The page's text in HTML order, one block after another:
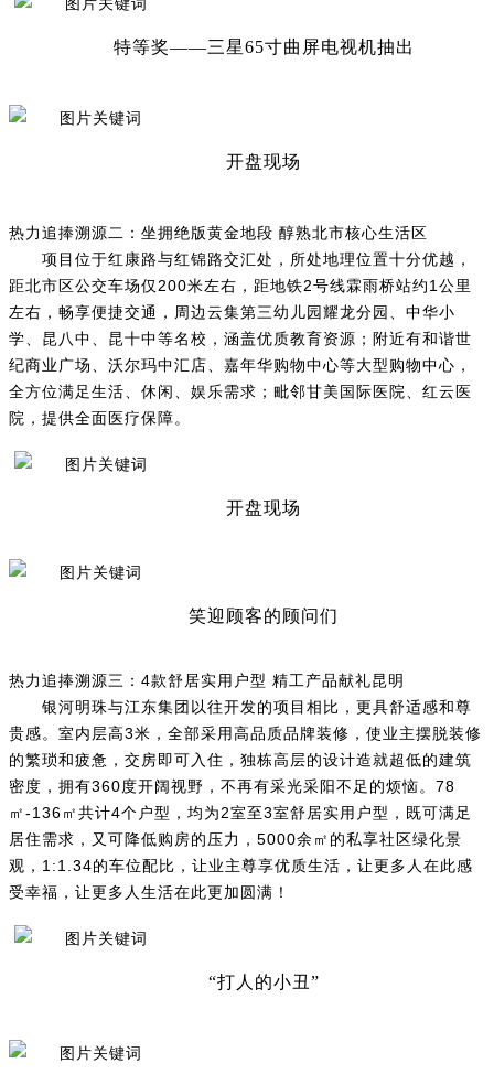
特等奖——三星65寸曲屏电视机抽出
开盘现场
热力追捧溯源二：坐拥绝版黄金地段 醇熟北市核心生活区
项目位于红康路与红锦路交汇处，所处地理位置十分优越，
距北市区公交车场仅200米左右，距地铁2号线霖雨桥站约1公里
左右，畅享便捷交通，周边云集第三幼儿园耀龙分园、中华小
学、昆八中、昆十中等名校，涵盖优质教育资源；附近有和谐世
纪商业广场、沃尔玛中汇店、嘉年华购物中心等大型购物中心，
全方位满足生活、休闲、娱乐需求；毗邻甘美国际医院、红云医
院，提供全面医疗保障。
开盘现场
笑迎顾客的顾问们
热力追捧溯源三：4款舒居实用户型 精工产品献礼昆明
银河明珠与江东集团以往开发的项目相比，更具舒适感和尊
贵感。室内层高3米，全部采用高品质品牌装修，使业主摆脱装修
的繁琐和疲惫，交房即可入住，独栋高层的设计造就超低的建筑
密度，拥有360度开阔视野，不再有采光采阳不足的烦恼。78
㎡-136㎡共计4个户型，均为2室至3室舒居实用户型，既可满足
居住需求，又可降低购房的压力，5000余㎡的私享社区绿化景
观，1:1.34的车位配比，让业主尊享优质生活，让更多人在此感
受幸福，让更多人生活在此更加圆满！
“打人的小丑”